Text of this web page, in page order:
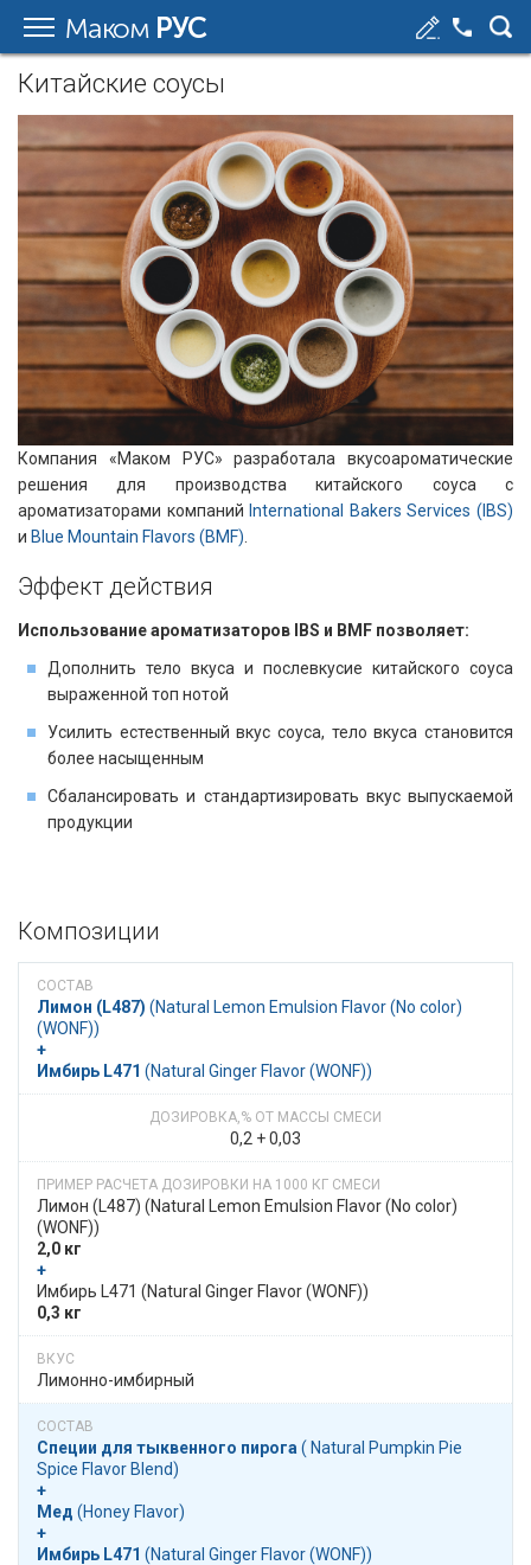
Маком РУС
Китайские соусы
Компания «Маком РУС» разработала вкусоароматические
решения для производства китайского соуса с
ароматизаторами компаний International Bakers Services (IBS)
и Blue Mountain Flavors (BMF)
Эффект действия​​
Использование ароматизаторов IBS и BMF позволяет:
Дополнить тело вкуса и послевкусие китайского соуса
выраженной топ нотой
Усилить естественный вкус соуса, тело вкуса становится
более насыщенным
Сбалансировать и стандартизировать вкус выпускаемой
продукции
Композиции
Лимон (L487) ​​ (Natural Lemon Emulsion Flavor (No color)
(WONF))
+
Имбирь L471 ​​ (Natural Ginger Flavor (WONF))
0,2 + 0,03
Лимон (L487)​​ (Natural Lemon Emulsion Flavor (No color)
(WONF))
2,0 кг
+
​​ Имбирь L471​​ (Natural Ginger Flavor (WONF))
0,3 кг
Лимонно-имбирный
Специи для тыквенного пирога ​​ (​ Natural Pumpkin Pie
Spice Flavor Blend)
+
Мед ​​ (Honey Flavor)
+
Имбирь L471 ​​ (Natural Ginger Flavor (WONF))